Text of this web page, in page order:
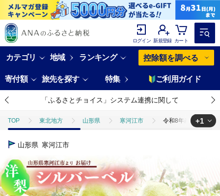
ログイン 新規登録 カート
カテゴリ 地域 ランキング 控除額を調べる
寄付額 旅先を探す 特集 ご利用ガイド
「ふるさとチョイス」システム連携に関して
TOP 東北地方 山形県 寒河江市 令和8年産 洋梨 「追
TOP
+1
山形県 寒河江市